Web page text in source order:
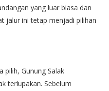
yang luar biasa dan
jalur ini tetap menjadi pilihan
pilih, Gunung Salak
terlupakan. Sebelum